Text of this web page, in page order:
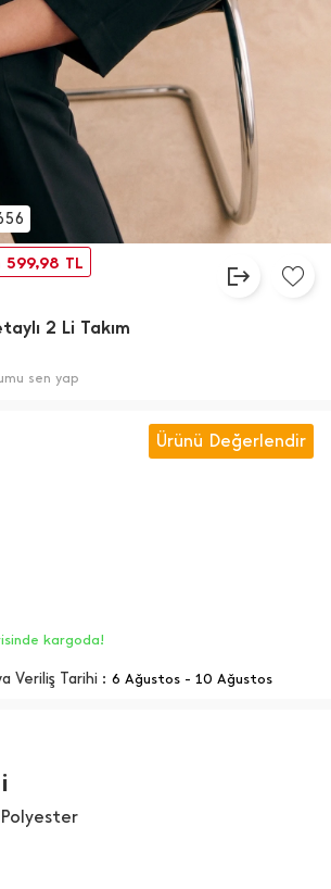
599,98 TL
2 Li Takım
sen yap
Ürünü Değerlendir
kargoda!
Veriliş Tarihi : 6 Ağustos - 10 Ağustos